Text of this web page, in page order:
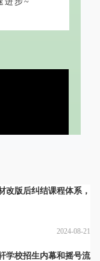
改版后纠结课程体系，
2024-08-21
学校招生内幕和摇号流